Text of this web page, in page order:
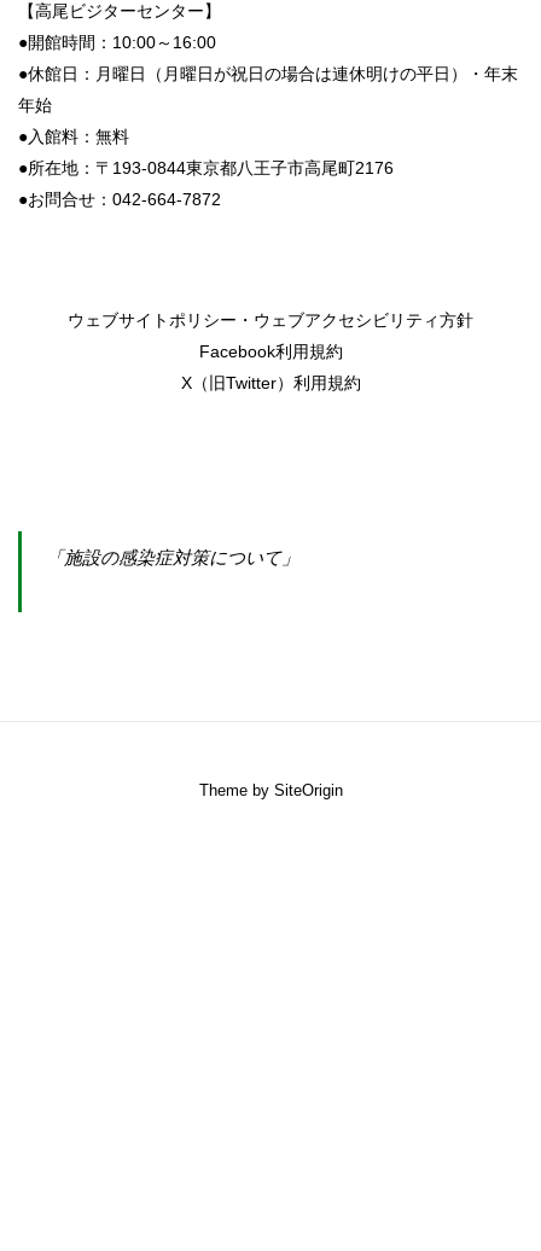
【高尾ビジターセンター】
●開館時間：10:00～16:00
●休館日：月曜日（ 月曜日が祝日の場合は連休明けの平日）・年末
年始
●入館料：無料
●所在地：〒193-0844東京都八王子市高尾町2176
●お問合せ：042-664-7872
ウェブサイトポリシー・ウェブアクセシビリティ方針
Facebook利用規約
X（旧Twitter）利用規約
「施設の感染症対策について」
Theme by SiteOrigin